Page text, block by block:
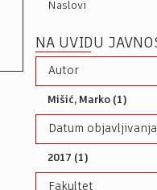
Naslovi
NA UVIDU
Autor
Mišić, Marko (1)
Datum objavljivanja
2017 (1)
Fakultet